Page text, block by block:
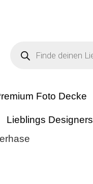
search
Foto Decke
Lieblings Designers